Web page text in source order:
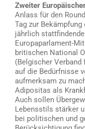
Zweiter
Anlass für den
Tag zur
jährlich
Europaparlament-
britischen National
(Belgischer
auf die Bedürfnisse
aufmerksam zu
Adipositas als
Auch sollen
Lebensstils stärker
bei politischen und